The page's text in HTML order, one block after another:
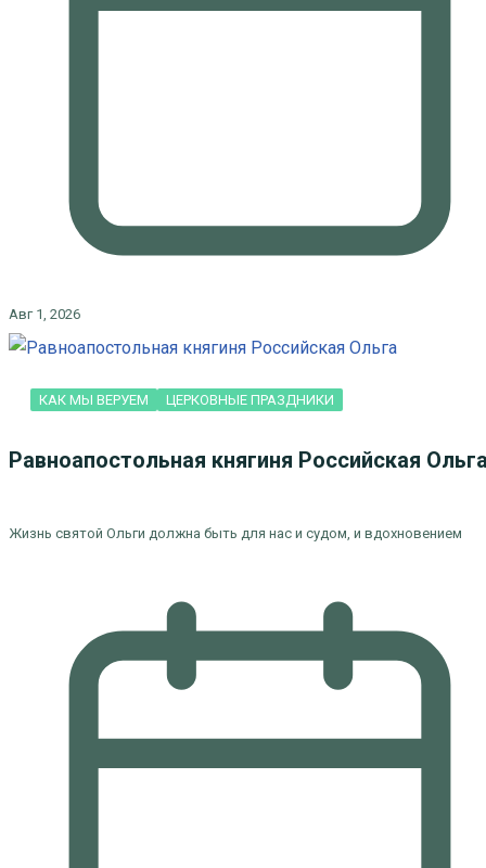
Авг 1, 2026
КАК МЫ ВЕРУЕМ ЦЕРКОВНЫЕ ПРАЗДНИКИ
Равноапостольная княгиня Российская
Жизнь святой Ольги должна быть для нас и судом, и вдохновением